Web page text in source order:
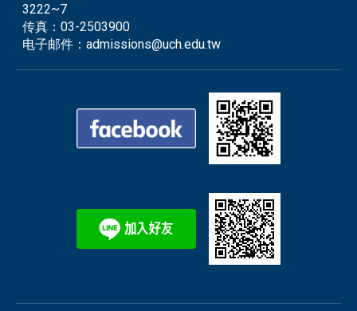
3222~7
传真：03-2503900
电子邮件：admissions@uch.edu.tw